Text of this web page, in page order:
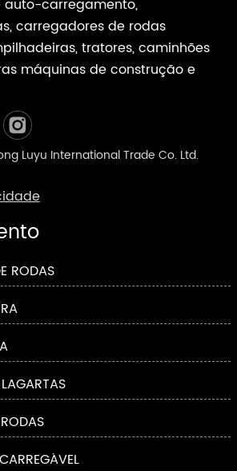
auto-carregamento,
carregadores de rodas
tratores, caminhões
máquinas de construção e
Luyu International Trade Co. Ltd.
RODAS